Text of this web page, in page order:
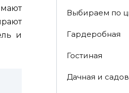
и
Выбираем по
Гардеробная
Гостиная
Дачная и